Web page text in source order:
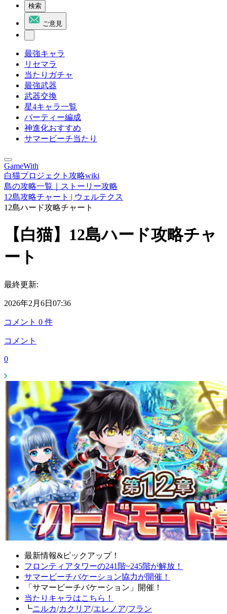
検索
ご意見
最強キャラ
リセマラ
当たりガチャ
最強武器
武器交換
星4キャラ一覧
パーティー編成
神進化おすすめ
サマービーチ当たり
GameWith
白猫プロジェクト攻略wiki
島の攻略一覧｜ストーリー攻略
12島攻略チャート | ウェルテクス
12島ハード攻略チャート
【白猫】12島ハード攻略チャ
ート
最終更新:
2026年2月6日07:36
コメント 0 件
コメント
0
最新情報&ピックアップ！
フロンティアタワーの241階~245階が解放！
サマービーチバケーション協力が開催！
「サマービーチバケーション」開催！
当たりキャラはこちら！
┗ニルカ/カクリア/エレノア/フラン